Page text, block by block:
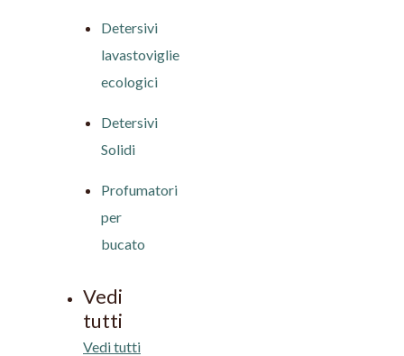
Detersivi
lavastoviglie
ecologici
Detersivi
Solidi
Profumatori
per
bucato
Vedi
tutti
Vedi tutti